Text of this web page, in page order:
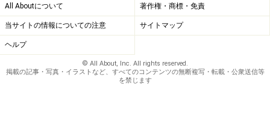
All Aboutについて 著作権・商標・免責
当サイトの情報についての注意 サイトマップ
ヘルプ
© All About, Inc. All rights reserved.
掲載の記事・写真・イラストなど、すべてのコンテンツの無断複写・転載・公衆送信等
を禁じます